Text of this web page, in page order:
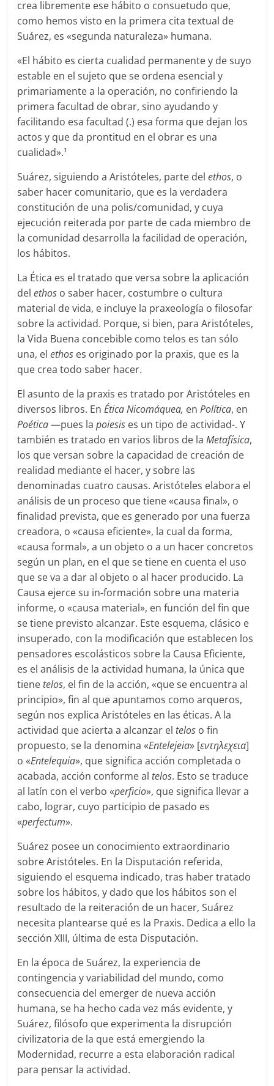
crea libremente ese hábito o consuetudo que,
como hemos visto en la primera cita textual de
Suárez, es «segunda naturaleza» humana.
«El hábito es cierta cualidad permanente y de suyo
estable en el sujeto que se ordena esencial y
primariamente a la operación, no confiriendo la
primera facultad de obrar, sino ayudando y
facilitando esa facultad (.) esa forma que dejan los
actos y que da prontitud en el obrar es una
cualidad».1
Suárez, siguiendo a Aristóteles, parte delethos, o
saber hacer comunitario, que es la verdadera
constitución de una polis/comunidad, y cuya
ejecución reiterada por parte de cada miembro de
la comunidad desarrolla la facilidad de operación,
los hábitos.
La Ética es el tratado que versa sobre la aplicación
delethos o saber hacer, costumbre o cultura
material de vida, e incluye la praxeología o filosofar
sobre la actividad. Porque, si bien, para Aristóteles,
la Vida Buena concebible como telos es tan sólo
una, elethos es originado por la praxis, que es la
que crea todo saber hacer.
El asunto de la praxis es tratado por Aristóteles en
diversos libros. EnÉtica Nicomáquea, enPolítica, en
Poética—pues lapoiesis es un tipo de actividad-. Y
también es tratado en varios libros de laMetafísica,
los que versan sobre la capacidad de creación de
realidad mediante el hacer, y sobre las
denominadas cuatro causas. Aristóteles elabora el
análisis de un proceso que tiene «causa final», o
finalidad prevista, que es generado por una fuerza
creadora, o «causa eficiente», la cual da forma,
«causa formal», a un objeto o a un hacer concretos
según un plan, en el que se tiene en cuenta el uso
que se va a dar al objeto o al hacer producido. La
Causa ejerce su in-formación sobre una materia
informe, o «causa material», en función del fin que
se tiene previsto alcanzar. Este esquema, clásico e
insuperado, con la modificación que establecen los
pensadores escolásticos sobre la Causa Eficiente,
es el análisis de la actividad humana, la única que
tiene telos, el fin de la acción, «que se encuentra al
principio», fin al que apuntamos como arqueros,
según nos explica Aristóteles en las éticas. A la
actividad que acierta a alcanzar el telos o fin
propuesto, se la denomina «Entelejeia» [εντηλεχεια]
o «Entelequia», que significa acción completada o
acabada, acción conforme al telos. Esto se traduce
al latín con el verbo «perficio», que significa llevar a
cabo, lograr, cuyo participio de pasado es
«perfectum».
Suárez posee un conocimiento extraordinario
sobre Aristóteles. En la Disputación referida,
siguiendo el esquema indicado, tras haber tratado
sobre los hábitos, y dado que los hábitos son el
resultado de la reiteración de un hacer, Suárez
necesita plantearse qué es la Praxis. Dedica a ello la
sección XIII, última de esta Disputación.
En la época de Suárez, la experiencia de
contingencia y variabilidad del mundo, como
consecuencia del emerger de nueva acción
humana, se ha hecho cada vez más evidente, y
Suárez, filósofo que experimenta la disrupción
civilizatoria de la que está emergiendo la
Modernidad, recurre a esta elaboración radical
para pensar la actividad.